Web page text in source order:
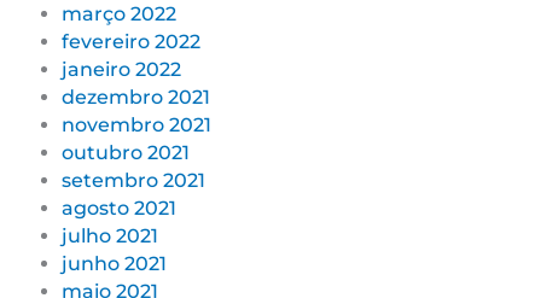
março 2022
fevereiro 2022
janeiro 2022
dezembro 2021
novembro 2021
outubro 2021
setembro 2021
agosto 2021
julho 2021
junho 2021
maio 2021